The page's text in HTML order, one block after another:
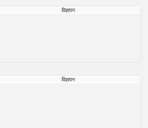
विज्ञापन
विज्ञापन